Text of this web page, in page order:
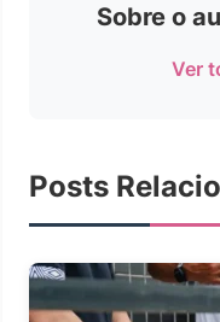
Sobre o
Ver
Posts